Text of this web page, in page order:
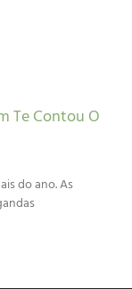
Te Contou O
do ano. As